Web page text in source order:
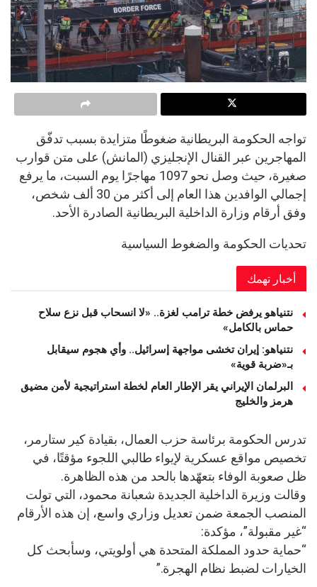
تواجه الحكومة البريطانية ضغوطًا متزايدة بسبب تدفّق
المهاجرين عبر القنال الإنجليزي (المانش) على متن قوارب
صغيرة، حيث وصل نحو 1097 مهاجرًا يوم السبت، ما يرفع
إجمالي الوافدين هذا العام إلى أكثر من 30 ألف شخص،
وفق أرقام وزارة الداخلية البريطانية الصادرة الأحد.
تحديات الحكومة والضغوط السياسية
أخبار تهمك
نتنياهو يرفض خطة ترامب لغزة.. «لا انسحاب قبل نزع سلاح
حماس بالكامل»
نتنياهو: إيران تخشى مواجهة إسرائيل.. وأي هجوم سيقابل
بـ«ضربة قوية»
البرلمان الإيراني يقر الإطار العام لخطة استراتيجية لأمن مضيق
هرمز والخليج
تدرس الحكومة برئاسة حزب العمال، بقيادة كير ستارمر،
تخصيص مواقع عسكرية لإيواء طالبي اللجوء مؤقتًا، في
ظل صعوبة الوفاء بتعهّدها بالحد من هذه الظاهرة.
وقالت وزيرة الداخلية الجديدة شعبانة محمود، التي تولت
المنصب الجمعة ضمن تعديل وزاري واسع، إن هذه الأرقام
“غير مقبولة”، مؤكدة:
“حماية حدود المملكة المتحدة هي أولويتي، وسأبحث كل
الخيارات لضبط نظام الهجرة.”